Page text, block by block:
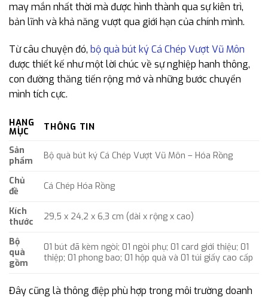
may mắn nhất thời mà được hình thành qua sự kiên trì,
bản lĩnh và khả năng vượt qua giới hạn của chính mình.
Từ câu chuyện đó, bộ quà bút ký Cá Chép Vượt Vũ Môn
được thiết kế như một lời chúc về sự nghiệp hanh thông,
con đường thăng tiến rộng mở và những bước chuyển
mình tích cực.
HẠNG
MỤC THÔNG TIN
Sản
phẩm
Bộ quà bút ký Cá Chép Vượt Vũ Môn – Hóa Rồng
Chủ
đề
Cá Chép Hóa Rồng
Kích
thước
29,5 x 24,2 x 6,3 cm (dài x rộng x cao)
Bộ
quà
gồm
01 bút đã kèm ngòi; 01 ngòi phụ; 01 card giới thiệu; 01
thiệp; 01 phong bao; 01 hộp quà và 01 túi giấy cao cấp
Đây cũng là thông điệp phù hợp trong môi trường doanh